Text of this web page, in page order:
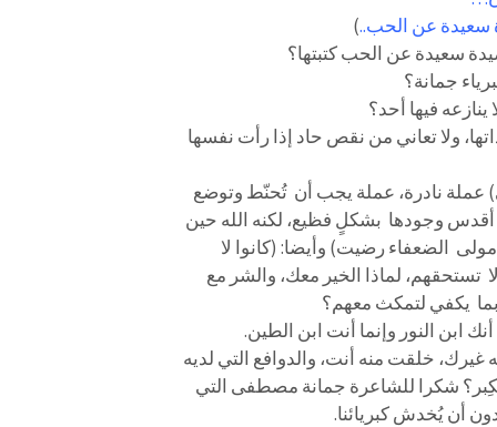
سعيدة عن الحب..)
سعيدة عن الحب كتبتها؟
جمانة؟
ينازعه فيها أحد؟
ولا تعاني من نقص حاد إذا رأت نفسها
نادرة، عملة يجب أن تُحنّط وتوضع
أقدس وجودها بشكلٍ فظيع، لكنه الله حين
الضعفاء رضيت) وأيضا: (كانوا لا
تستحقهم، لماذا الخير معك، والشر مع
بما يكفي لتمكث معهم؟
ابن النور وإنما أنت ابن الطين.
خلقت منه أنت، والدوافع التي لديه
شكرا للشاعرة جمانة مصطفى التي
أن يُخدش كبريائنا.